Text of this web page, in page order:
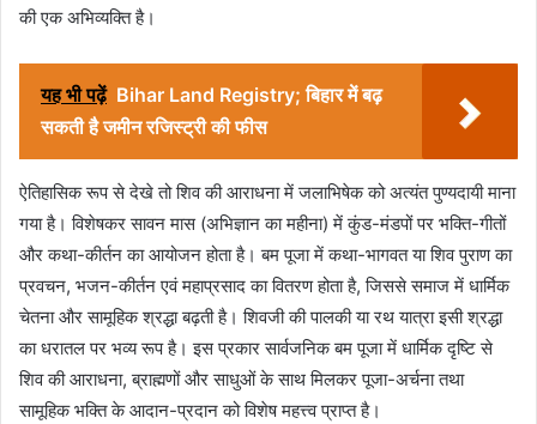
की एक अभिव्यक्ति है।
यह भी पढ़ें Bihar Land Registry; बिहार में बढ़
सकती है जमीन रजिस्ट्री की फीस
ऐतिहासिक रूप से देखे तो शिव की आराधना में जलाभिषेक को अत्यंत पुण्यदायी माना
गया है। विशेषकर सावन मास (अभिज्ञान का महीना) में कुंड-मंडपों पर भक्ति-गीतों
और कथा-कीर्तन का आयोजन होता है। बम पूजा में कथा-भागवत या शिव पुराण का
प्रवचन, भजन-कीर्तन एवं महाप्रसाद का वितरण होता है, जिससे समाज में धार्मिक
चेतना और सामूहिक श्रद्धा बढ़ती है। शिवजी की पालकी या रथ यात्रा इसी श्रद्धा
का धरातल पर भव्य रूप है। इस प्रकार सार्वजनिक बम पूजा में धार्मिक दृष्टि से
शिव की आराधना, ब्राह्मणों और साधुओं के साथ मिलकर पूजा-अर्चना तथा
सामूहिक भक्ति के आदान-प्रदान को विशेष महत्त्व प्राप्त है।